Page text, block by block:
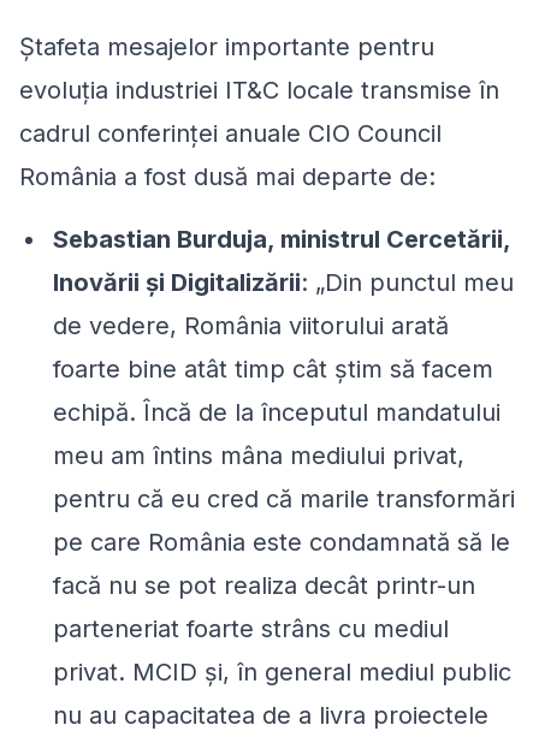
Ștafeta mesajelor importante pentru
evoluția industriei IT&C locale transmise în
cadrul conferinței anuale CIO Council
România a fost dusă mai departe de:
Sebastian Burduja, ministrul Cercetării,
Inovării și Digitalizării: „Din punctul meu
de vedere, România viitorului arată
foarte bine atât timp cât știm să facem
echipă. Încă de la începutul mandatului
meu am întins mâna mediului privat,
pentru că eu cred că marile transformări
pe care România este condamnată să le
facă nu se pot realiza decât printr-un
parteneriat foarte strâns cu mediul
privat. MCID și, în general mediul public
nu au capacitatea de a livra proiectele